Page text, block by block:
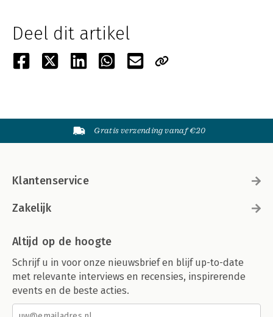
Deel dit artikel
Gratis verzending vanaf €20
Klantenservice
Zakelijk
Altijd op de hoogte
Schrijf u in voor onze nieuwsbrief en blijf up-to-date
met relevante interviews en recensies, inspirerende
events en de beste acties.